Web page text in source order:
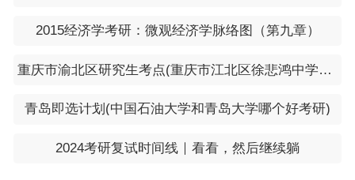
2015经济学考研：微观经济学脉络图（第九章）
重庆市渝北区研究生考点(重庆市江北区徐悲鸿中学和重庆市渝北区实验中学哪个好)
青岛即选计划(中国石油大学和青岛大学哪个好考研)
2024考研复试时间线｜看看，然后继续躺